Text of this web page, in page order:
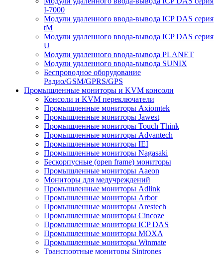
I-7000
Модули удаленного ввода-вывода ICP DAS серия
tM
Модули удаленного ввода-вывода ICP DAS серия
U
Модули удаленного ввода-вывода PLANET
Модули удаленного ввода-вывода SUNIX
Беспроводное оборудование
Радио/GSM/GPRS/GPS
Промышленные мониторы и KVM консоли
Консоли и KVM переключатели
Промышленные мониторы Axiomtek
Промышленные мониторы Jawest
Промышленные мониторы Touch Think
Промышленные мониторы Advantech
Промышленные мониторы IEI
Промышленные мониторы Nagasaki
Бескорпусные (open frame) мониторы
Промышленные мониторы Aaeon
Мониторы для медучреждений
Промышленные мониторы Adlink
Промышленные мониторы Arbor
Промышленные мониторы Arestech
Промышленные мониторы Cincoze
Промышленные мониторы ICP DAS
Промышленные мониторы MOXA
Промышленные мониторы Winmate
Транспортные мониторы Sintrones